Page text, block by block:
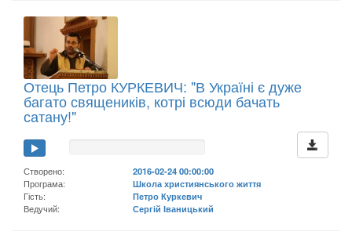
Отець Петро КУРКЕВИЧ: "В Україні є дуже
багато священиків, котрі всюди бачать
сатану!"
Створено:
2016-02-24 00:00:00
Програма:
Школа християнського життя
Гість:
Петро Куркевич
Ведучий:
Сергій Іваницький